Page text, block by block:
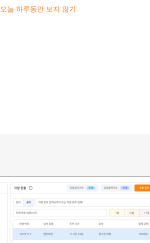
오늘 하루동안 보지 않기